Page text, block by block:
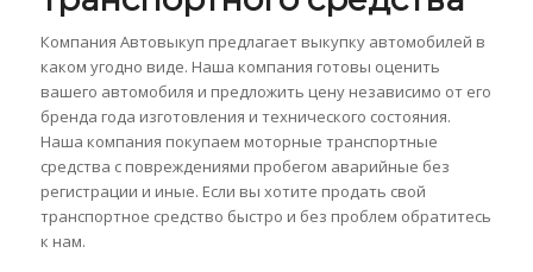
Компания Автовыкуп предлагает выкупку автомобилей в
каком угодно виде. Наша компания готовы оценить
вашего автомобиля и предложить цену независимо от его
бренда года изготовления и технического состояния.
Наша компания покупаем моторные транспортные
средства с повреждениями пробегом аварийные без
регистрации и иные. Если вы хотите продать свой
транспортное средство быстро и без проблем обратитесь
к нам.